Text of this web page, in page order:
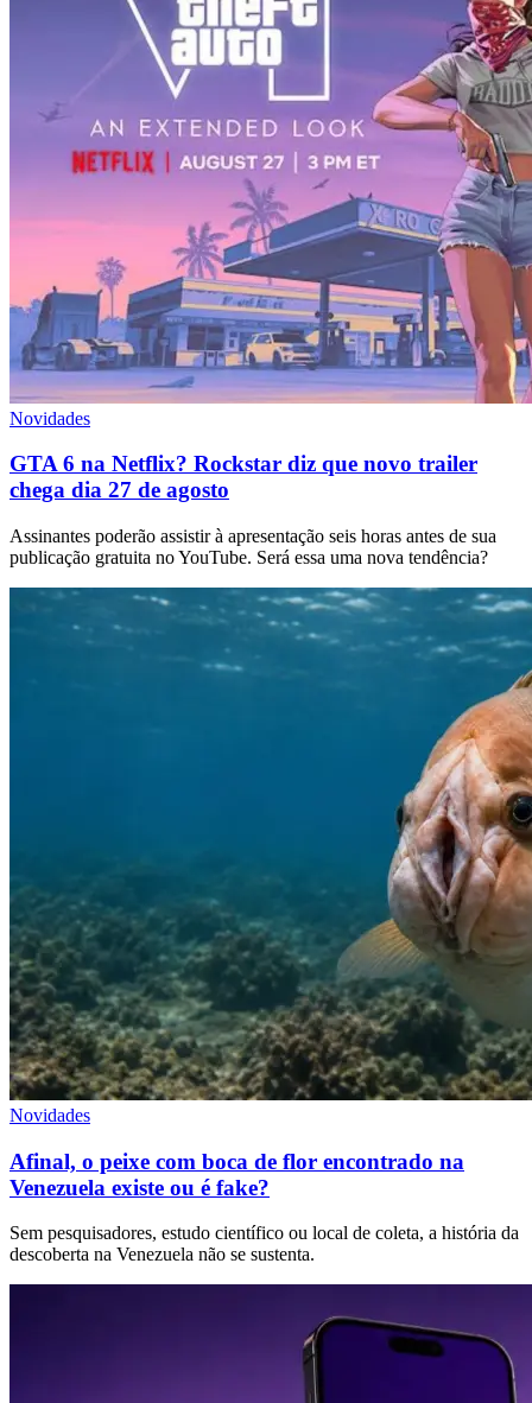
Novidades
GTA 6 na Netflix? Rockstar diz que novo trailer
chega dia 27 de agosto
Assinantes poderão assistir à apresentação seis horas antes de sua
publicação gratuita no YouTube. Será essa uma nova tendência?
Novidades
Afinal, o peixe com boca de flor encontrado na
Venezuela existe ou é fake?
Sem pesquisadores, estudo científico ou local de coleta, a história da
descoberta na Venezuela não se sustenta.